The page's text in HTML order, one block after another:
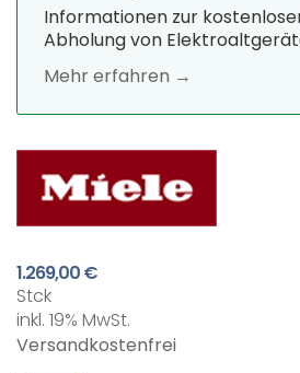
Informationen zur
Abholung von
Mehr erfahren →
1.269,00 €
Stck
inkl. 19% MwSt.
Versandkostenfrei